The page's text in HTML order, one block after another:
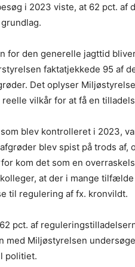
i 2023 viste, at 62 pct. af
for den generelle jagttid
faktatjekkede 95 af
Det oplyser
vilkår for at få en
blev kontrolleret i 2023,
blev spist på trods af,
kom det som en
at der i mange
til regulering af fx. kronvildt.
pct. af
med Miljøstyrelsen
politiet.